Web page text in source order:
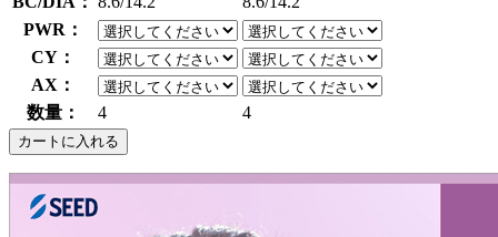
PWR：
CY：
AX：
数量：
4 4
カートに入れる